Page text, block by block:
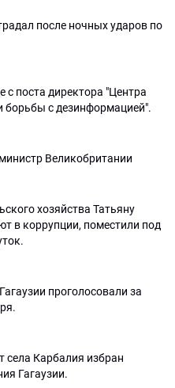
после ночных ударов по
с поста директора "Центра
борьбы с дезинформацией".
Великобритании
хозяйства Татьяну
в коррупции, поместили под
проголосовали за
села Карбалия избран
Гагаузии.